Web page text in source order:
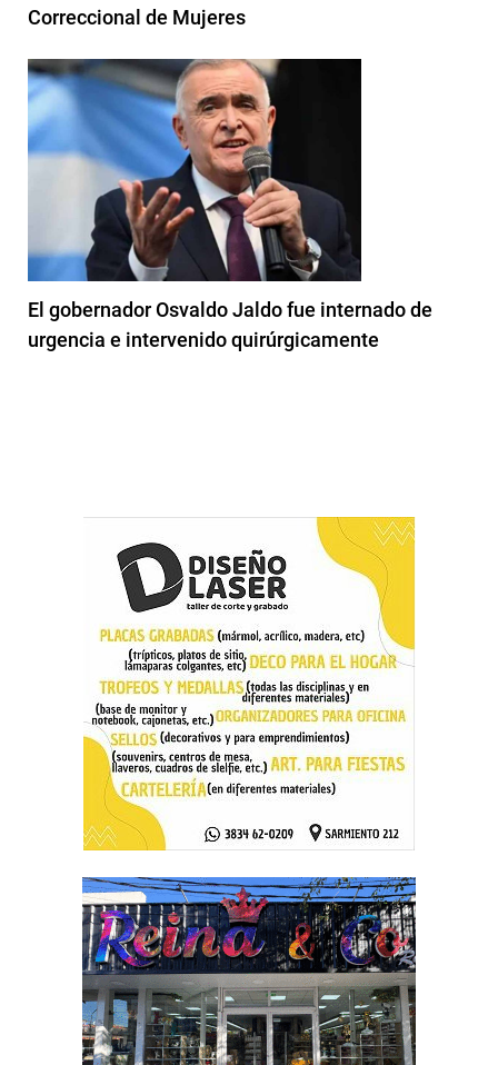
Correccional de Mujeres
El gobernador Osvaldo Jaldo fue internado de
urgencia e intervenido quirúrgicamente